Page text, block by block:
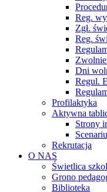
Reg.
Zgł.
Reg.
Dni
Regul.
Profilaktyka
Aktywna
Strony
Rekrutacja
O NAS
Świetlica
Grono
Biblioteka